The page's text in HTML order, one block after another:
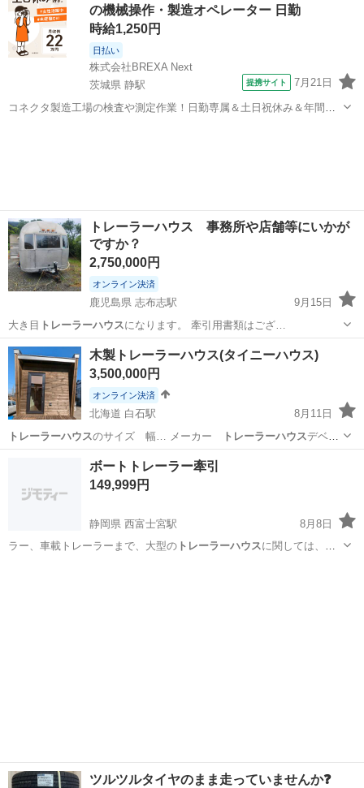
の機械操作・製造オペレーター 日勤
時給1,250円
日払い
株式会社BREXA Next
茨城県 静駅
提携サイト 7月21日
コネクタ製造工場の検査や測定作業！日勤専属＆土日祝休み＆年間休
トレーラーハウス 事務所や店舗等にいかが
ですか？
2,750,000円
オンライン決済
鹿児島県 志布志駅
9月15日
大き目 トレーラーハウスになります。 牽引用書類はござ…
鹿児島 鹿屋市 志布志駅 その他 トレーラーハウス
木製トレーラーハウス(タイニーハウス)
3,500,000円
オンライン決済
北海道 白石駅
8月11日
トレーラーハウス
のサイズ 幅… メーカー トレーラーハウスデベロ
ップメ…
白石駅 トレーラーハウス
ボートトレーラー牽引
149,999円
静岡県 西富士宮駅
8月8日
ラー、車載トレーラーまで、大型のトレーラーハウスに関しては、過
ツルツルタイヤのまま走っていませんか❓